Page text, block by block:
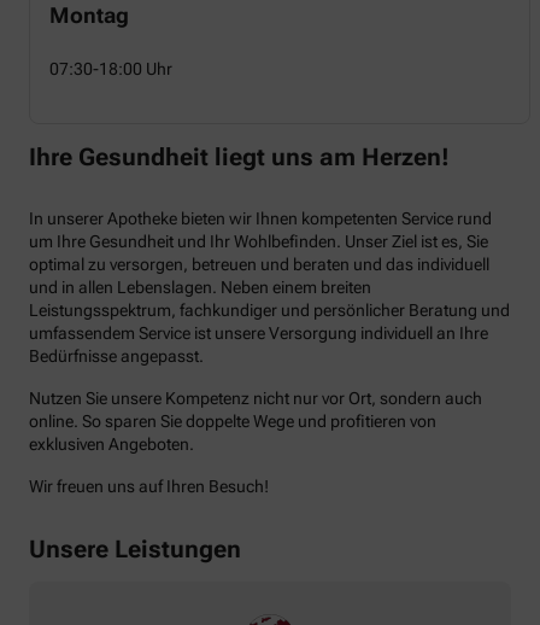
Montag
07:30-18:00 Uhr
Ihre Gesundheit liegt uns am Herzen!
In unserer Apotheke bieten wir Ihnen kompetenten Service rund
um Ihre Gesundheit und Ihr Wohlbefinden. Unser Ziel ist es, Sie
optimal zu versorgen, betreuen und beraten und das individuell
und in allen Lebenslagen. Neben einem breiten
Leistungsspektrum, fachkundiger und persönlicher Beratung und
umfassendem Service ist unsere Versorgung individuell an Ihre
Bedürfnisse angepasst.
Nutzen Sie unsere Kompetenz nicht nur vor Ort, sondern auch
online. So sparen Sie doppelte Wege und profitieren von
exklusiven Angeboten.
Wir freuen uns auf Ihren Besuch!
Unsere Leistungen